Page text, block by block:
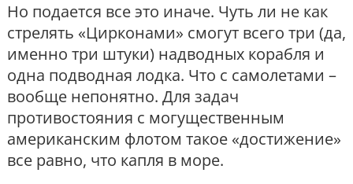
Но подается все это иначе. Чуть ли не как
стрелять «Цирконами» смогут всего три (да,
именно три штуки) надводных корабля и
одна подводная лодка. Что с самолетами –
вообще непонятно. Для задач
противостояния с могущественным
американским флотом такое «достижение»
все равно, что капля в море.